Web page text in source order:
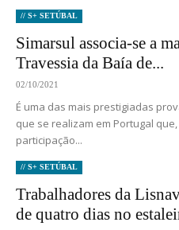
// S+ SETÚBAL
Simarsul associa-se a
Travessia da Baía de...
02/10/2021
É uma das mais prestigiadas
que se realizam em Portugal
participação...
// S+ SETÚBAL
Trabalhadores da
de quatro dias no